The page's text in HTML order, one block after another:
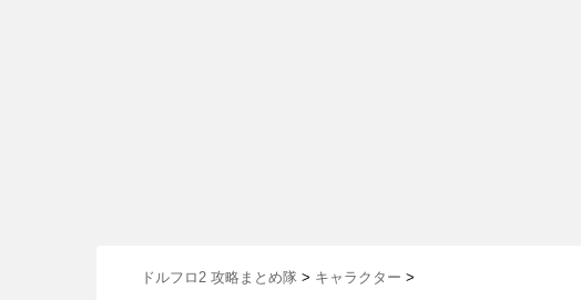
ドルフロ2 攻略まとめ隊 > キャラクター >